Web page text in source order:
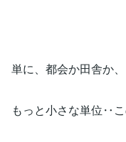
単に、都会か田舎か
もっと小さな単位‥こ